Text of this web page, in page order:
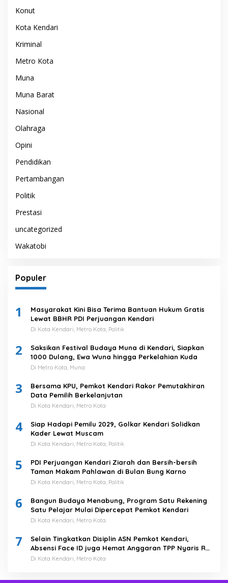
Konut
Kota Kendari
Kriminal
Metro Kota
Muna
Muna Barat
Nasional
Olahraga
Opini
Pendidikan
Pertambangan
Politik
Prestasi
uncategorized
Wakatobi
Populer
1
Masyarakat Kini Bisa Terima Bantuan Hukum Gratis
Lewat BBHR PDI Perjuangan Kendari
Di Kota Kendari, Metro Kota, Politik
2
Saksikan Festival Budaya Muna di Kendari, Siapkan
1000 Dulang, Ewa Wuna hingga Perkelahian Kuda
Di Metro Kota, Muna
3
Bersama KPU, Pemkot Kendari Rakor Pemutakhiran
Data Pemilih Berkelanjutan
Di Kota Kendari, Metro Kota
4
Siap Hadapi Pemilu 2029, Golkar Kendari Solidkan
Kader Lewat Muscam
Di Kota Kendari, Metro Kota, Politik
5
PDI Perjuangan Kendari Ziarah dan Bersih-bersih
Taman Makam Pahlawan di Bulan Bung Karno
Di Kota Kendari, Metro Kota, Politik
6
Bangun Budaya Menabung, Program Satu Rekening
Satu Pelajar Mulai Dipercepat Pemkot Kendari
Di Kota Kendari, Metro Kota
7
Selain Tingkatkan Disiplin ASN Pemkot Kendari,
Absensi Face ID juga Hemat Anggaran TPP Nyaris Rp
1 Miliar
Di Kota Kendari, Metro Kota